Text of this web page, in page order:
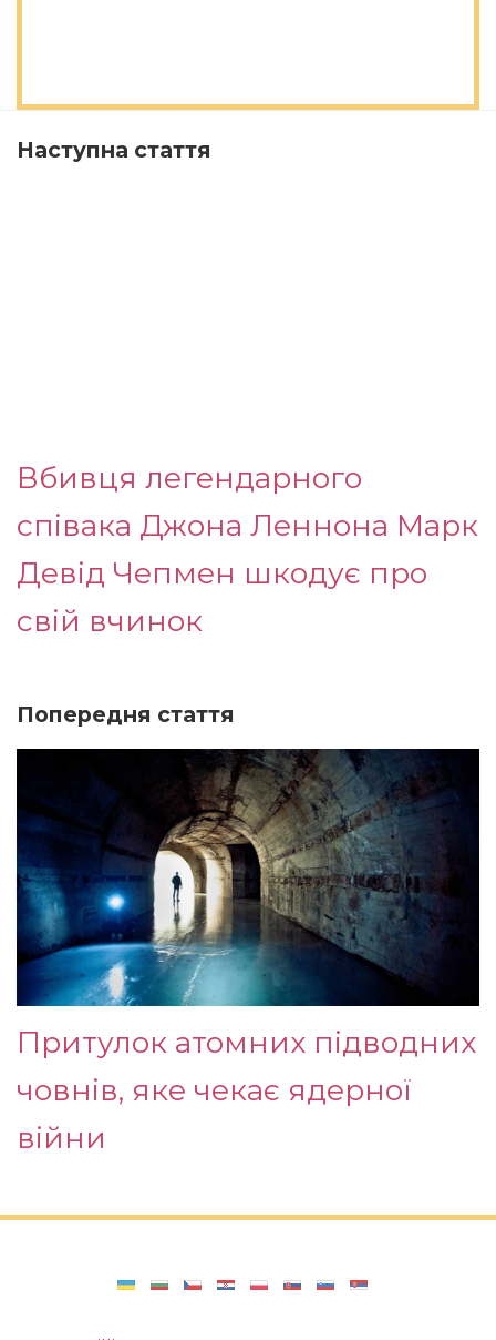
Наступна стаття
Вбивця легендарного
співака Джона Леннона Марк
Девід Чепмен шкодує про
свій вчинок
Попередня стаття
Притулок атомних підводних
човнів, яке чекає ядерної
війни